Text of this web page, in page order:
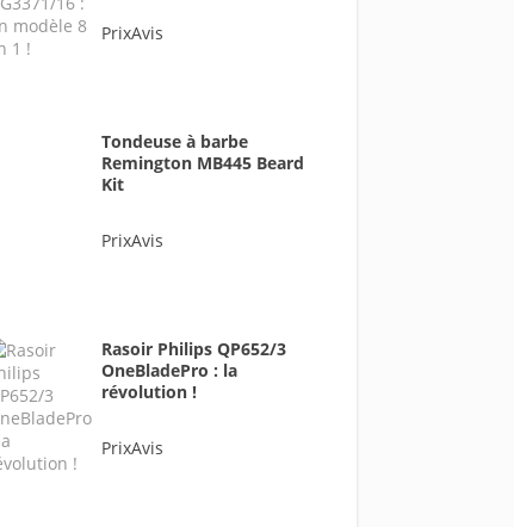
PrixAvis
Tondeuse à barbe
Remington MB445 Beard
Kit
PrixAvis
Rasoir Philips QP652/3
OneBladePro : la
révolution !
PrixAvis